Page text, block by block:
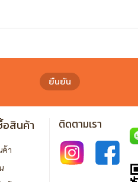
ยืนยัน
สินค้า
ค้า
ติดตามเรา